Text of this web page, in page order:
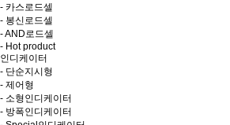
- 카스로드셀
- 봉신로드셀
- AND로드셀
- Hot product
인디케이터
- 단순지시형
- 제어형
- 소형인디케이터
- 방폭인디케이터